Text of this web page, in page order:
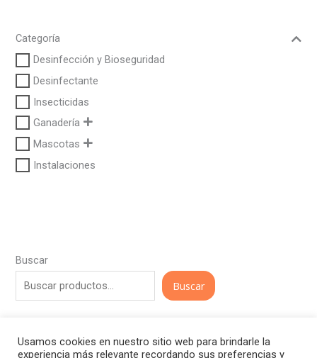
Categoría
Desinfección y Bioseguridad
Desinfectante
Insecticidas
Ganadería
Mascotas
Instalaciones
Buscar
Buscar
Usamos cookies en nuestro sitio web para brindarle la
experiencia más relevante recordando sus preferencias y